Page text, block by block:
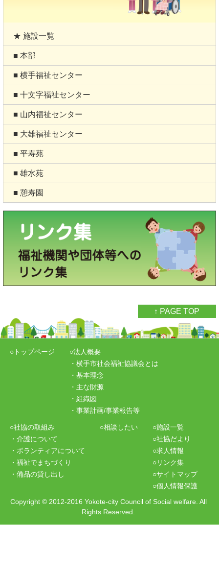
★ 施設一覧
■ 本部
■ 横手福祉センター
■ 十文字福祉センター
■ 山内福祉センター
■ 大雄福祉センター
■ 平寿苑
■ 雄水苑
■ 憩寿園
↑ PAGE TOP
○トップページ
○法人概要
・横手市社会福祉協議会とは
・基本理念
・主な財源
・組織図
・事業計画/事業報告等
○社協の取組み
・介護について
・ボランティアについて
・福祉でまちづくり
・備品の貸し出し
○相談したい
○施設一覧
○社協だより
○求人情報
○リンク集
○サイトマップ
○個人情報保護
Copyright© 2012-2016 Yokote-city Council of Social welfare. All
Rights Reserved.